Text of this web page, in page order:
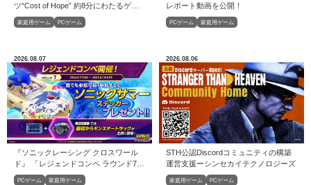
家庭用ゲーム PCゲーム
ツ“Cost of Hope” 約8分にわたるゲー
ムプレイトレーラーが公開
PCゲーム 家庭用ゲーム
レポート動画を公開！
2026.08.07
PCゲーム 家庭用ゲーム
『ソニックレーシング クロスワール
ド』 「レジェンドコンペ ラウンド7」
開催！
2026.08.06
家庭用ゲーム PCゲーム
STH公認Discordコミュニティの構築
運営⽀援ーシンセカイテクノロジーズ